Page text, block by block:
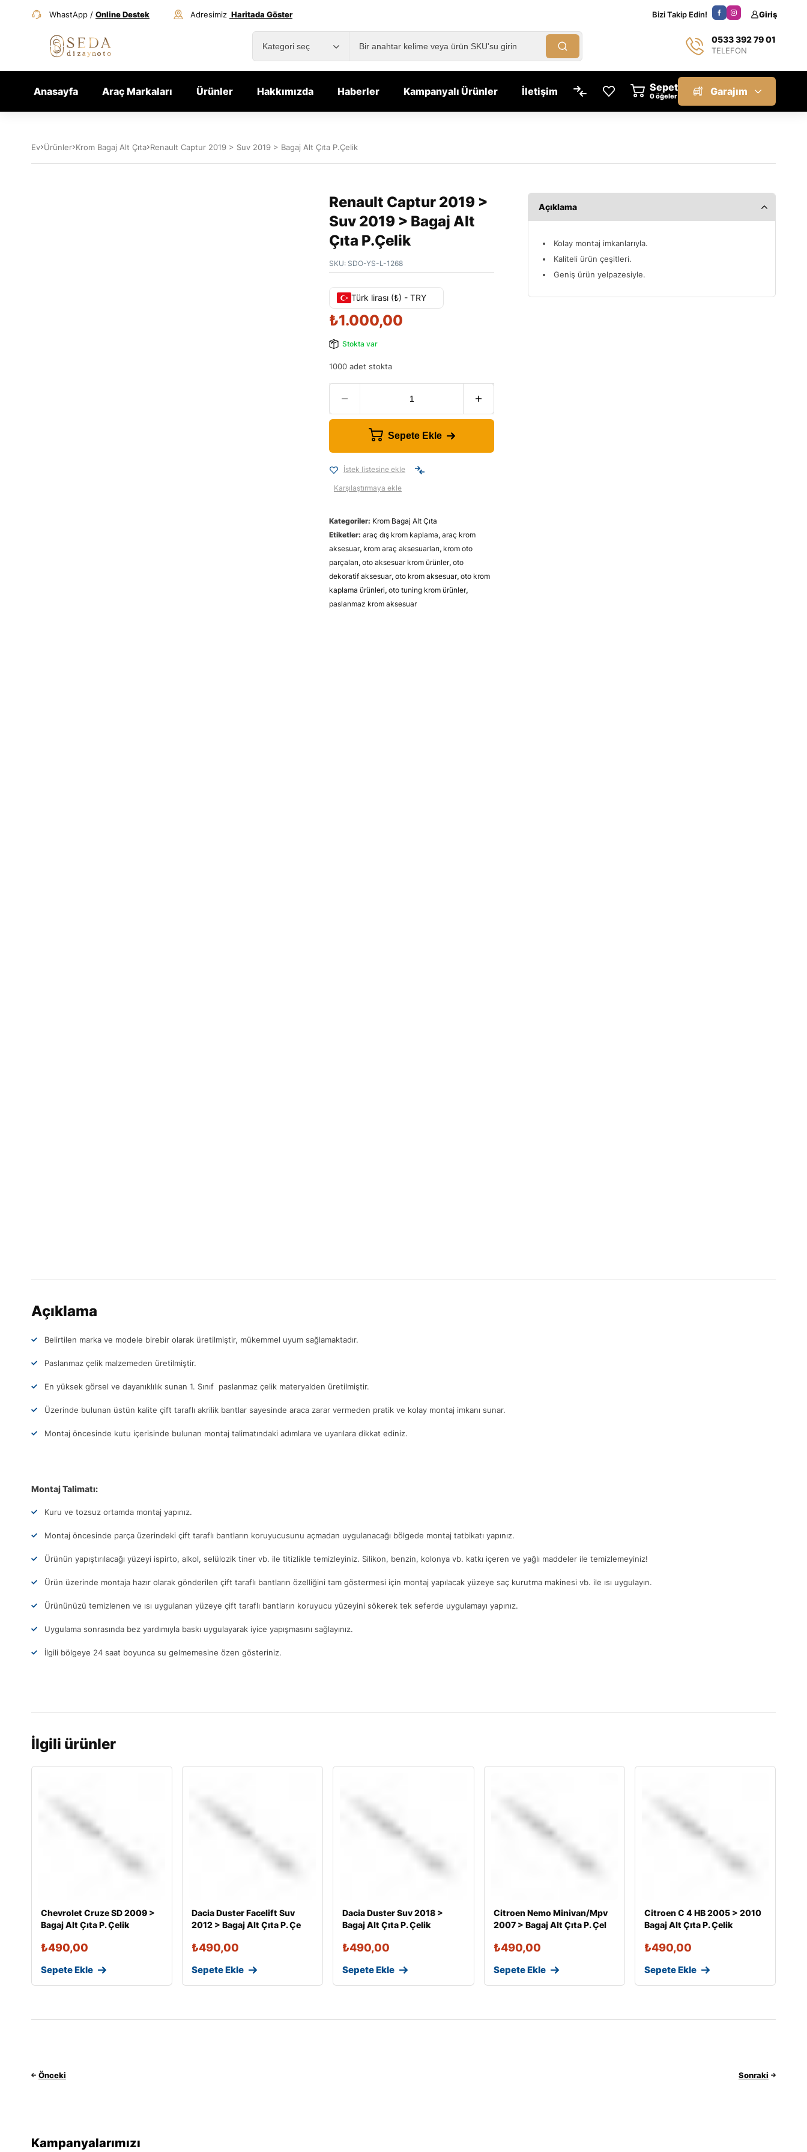
WhastApp / Online Destek Adresimiz Haritada Göster Bizi Takip Edin! Giriş
0533 392 79 01
TELEFON
Anasayfa Araç Markaları Ürünler Hakkımızda Haberler Kampanyalı Ürünler İletişim Sepet
öğeler Garajım
Ev Ürünler Krom Bagaj Alt Çıta Renault Captur 2019 > Suv 2019 > Bagaj Alt Çıta P.Çelik
Renault Captur 2019 >
Suv 2019 > Bagaj Alt
Çıta P.Çelik
SKU: SDO-YS-L-1268
Türk lirası (₺) - TRY
₺1.000,00
Stokta var
1000 adet stokta
Sepete Ekle
İstek listesine ekle
Karşılaştırmaya ekle
Kategoriler: Krom Bagaj Alt Çıta
Etiketler: araç dış krom kaplama, araç krom
aksesuar, krom araç aksesuarları, krom oto
parçaları, oto aksesuar krom ürünler, oto
dekoratif aksesuar, oto krom aksesuar, oto krom
kaplama ürünleri, oto tuning krom ürünler,
paslanmaz krom aksesuar
Açıklama
Kolay montaj imkanlarıyla.
Kaliteli ürün çeşitleri.
Geniş ürün yelpazesiyle.
Açıklama
Belirtilen marka ve modele birebir olarak üretilmiştir, mükemmel uyum sağlamaktadır.
Paslanmaz çelik malzemeden üretilmiştir.
En yüksek görsel ve dayanıklılık sunan 1. Sınıf paslanmaz çelik materyalden üretilmiştir.
Üzerinde bulunan üstün kalite çift taraflı akrilik bantlar sayesinde araca zarar vermeden pratik ve kolay montaj imkanı sunar.
Montaj öncesinde kutu içerisinde bulunan montaj talimatındaki adımlara ve uyarılara dikkat ediniz.
Montaj Talimatı:
Kuru ve tozsuz ortamda montaj yapınız.
Montaj öncesinde parça üzerindeki çift taraflı bantların koruyucusunu açmadan uygulanacağı bölgede montaj tatbikatı yapınız.
Ürünün yapıştırılacağı yüzeyi ispirto, alkol, selülozik tiner vb. ile titizlikle temizleyiniz. Silikon, benzin, kolonya vb. katkı içeren ve yağlı maddeler ile temizlemeyiniz!
Ürün üzerinde montaja hazır olarak gönderilen çift taraflı bantların özelliğini tam göstermesi için montaj yapılacak yüzeye saç kurutma makinesi vb. ile ısı uygulayın.
Ürününüzü temizlenen ve ısı uygulanan yüzeye çift taraflı bantların koruyucu yüzeyini sökerek tek seferde uygulamayı yapınız.
Uygulama sonrasında bez yardımıyla baskı uygulayarak iyice yapışmasını sağlayınız.
İlgili bölgeye 24 saat boyunca su gelmemesine özen gösteriniz.
İlgili ürünler
Chevrolet Cruze SD 2009 >
Bagaj Alt Çıta P. Çelik
₺490,00
Sepete Ekle
Dacia Duster Facelift Suv
2012 > Bagaj Alt Çıta P. Çe
₺490,00
Sepete Ekle
Dacia Duster Suv 2018 >
Bagaj Alt Çıta P. Çelik
₺490,00
Sepete Ekle
Citroen Nemo Minivan/Mpv
2007 > Bagaj Alt Çıta P. Çel
₺490,00
Sepete Ekle
Citroen C 4 HB 2005 > 2010
Bagaj Alt Çıta P. Çelik
₺490,00
Sepete Ekle
Önceki Sonraki
Kampanyalarımızı